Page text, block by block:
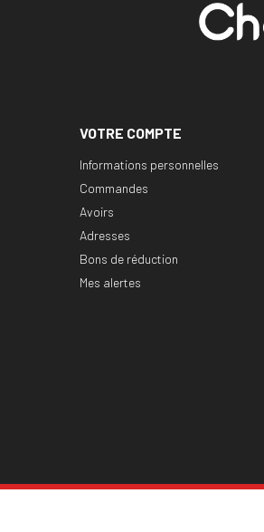
VOTRE COMPTE
Informations personnelles
Commandes
Avoirs
Adresses
Bons de réduction
Mes alertes